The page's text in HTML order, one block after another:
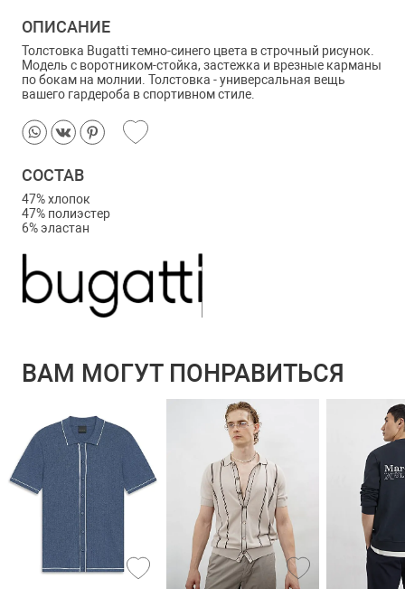
ОПИСАНИЕ
Толстовка Bugatti темно-синего цвета в строчный рисунок.
Модель с воротником-стойка, застежка и врезные карманы
по бокам на молнии. Толстовка - универсальная вещь
вашего гардероба в спортивном стиле.
СОСТАВ
47% хлопок
47% полиэстер
6% эластан
ВАМ МОГУТ ПОНРАВИТЬСЯ